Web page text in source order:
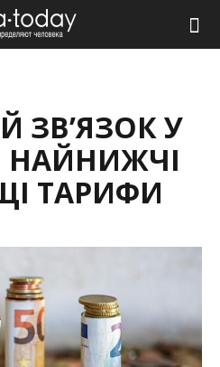
ЗВ’ЯЗОК У
НАЙНИЖЧІ
ТАРИФИ